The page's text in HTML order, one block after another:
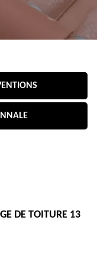
DE TOITURE 13